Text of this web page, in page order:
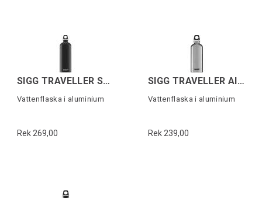
SIGG TRAVELLER Svart 1,0 L
Vattenflaska i aluminium
Rek 269,00
SIGG TRAVELLER Alu 0,6 L
Vattenflaska i aluminium
Rek 239,00